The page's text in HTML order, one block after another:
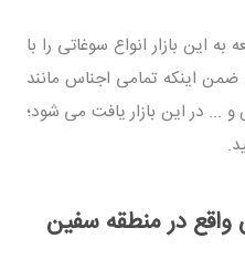
این بازار انواع سوغاتی را با
اینکه تمامی اجناس مانند
... در این بازار یافت می شود؛
در منطقه سفین